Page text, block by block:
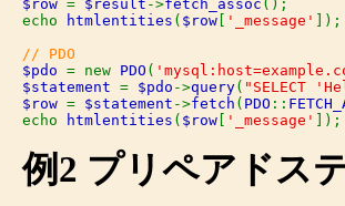
$row = $result ->fetch_assoc ();
echo
htmlentities ( $row '_message'
]);
$pdo = new PDO (
$statement = $pdo ->query( "SELECT
$row = $statement ->fetch ( PDO ::
echo
htmlentities ( $row '_message' ]);
例2 プリペアドス